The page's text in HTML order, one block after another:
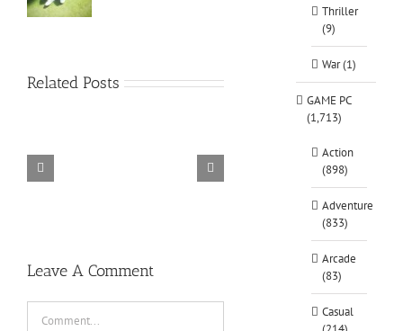
Related Posts
TORINTO-DARKZER0 Alone in the
Leave A Comment
Thriller
(9)
War (1)
GAME PC
(1,713)
Action
(898)
Adventure
(833)
Arcade
(83)
Casual